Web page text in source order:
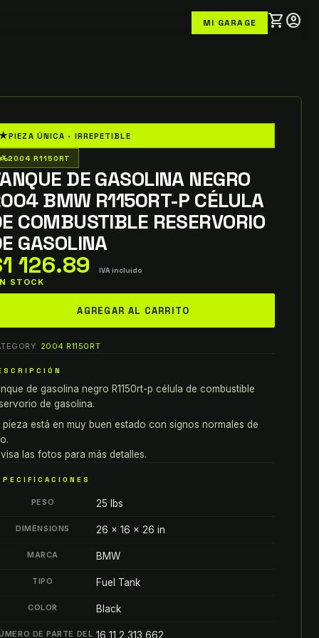
MI GARAGE shopping_cartaccount_circle
PIEZA ÚNICA · IRREPETIBLE
2004 R1150RT
DE GASOLINA NEGRO
BMW R1150RT-P CÉLULA
COMBUSTIBLE RESERVORIO
GASOLINA
1 126.89 IVA incluido
STOCK
AGREGAR AL CARRITO
2004 R1150RT
de gasolina negro R1150rt-p célula de combustible
de gasolina.
pieza está en muy buen estado con signos normales de
las fotos para más detalles.
PESO 25 lbs
DIMENSIONS 26 × 16 × 26 in
MARCA BMW
TIPO Fuel Tank
COLOR Black
DE PARTE DEL 16 11 2 313 662